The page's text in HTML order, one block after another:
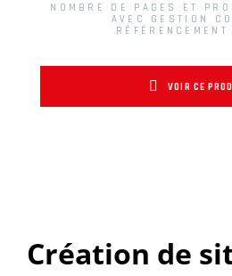
NOMBRE DE PAGES ET
AVEC GESTION
VOIR CE
Création de